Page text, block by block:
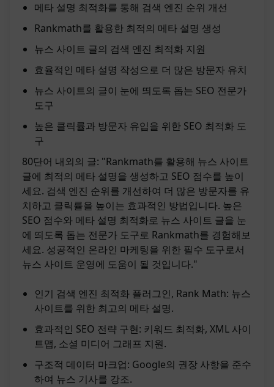
메타 설명 최적화를 통해 검색 엔진 순위 개선
Rankmath를 활용한 최적의 메타 설명 생성
뉴스 사이트 글의 검색 엔진 최적화 지원
효율적인 메타 설명 작성으로 더 많은 방문자 유치
뉴스 사이트의 글이 눈에 띄도록 돕는 SEO 전문가
도구
높은 클릭률과 방문자 유입을 위한 SEO 최적화 도
구
80단어 내외의 글: "Rankmath를 활용해 뉴스 사이트
글에 최적의 메타 설명을 생성하고 SEO 점수를 높이
세요. 검색 엔진 순위를 개선하여 더 많은 방문자를 유
치하고 클릭률을 높이는 효과적인 방법입니다. 높은
SEO 점수와 메타 설명 최적화로 뉴스 사이트 글을 눈
에 띄도록 돕는 전문가 도구로 Rankmath를 경험해보
세요. 성공적인 온라인 마케팅을 위한 필수 도구로서
뉴스 사이트 운영에 도움이 될 것입니다."
인기 검색 엔진 최적화 플러그인, Rank Math: 뉴스
사이트를 위한 최고의 메타 설명.
효과적인 SEO 전략 구현: 키워드 최적화, XML 사이
트맵, 소셜 미디어 그래프 지원.
구조적 데이터 마크업: Google의 권장 사항을 준수
하여 뉴스 기사를 강조.